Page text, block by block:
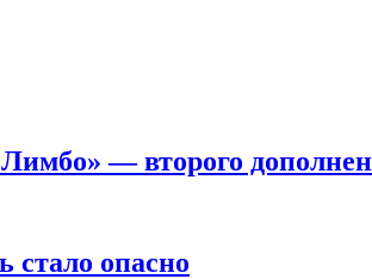
— второго
стало опасно